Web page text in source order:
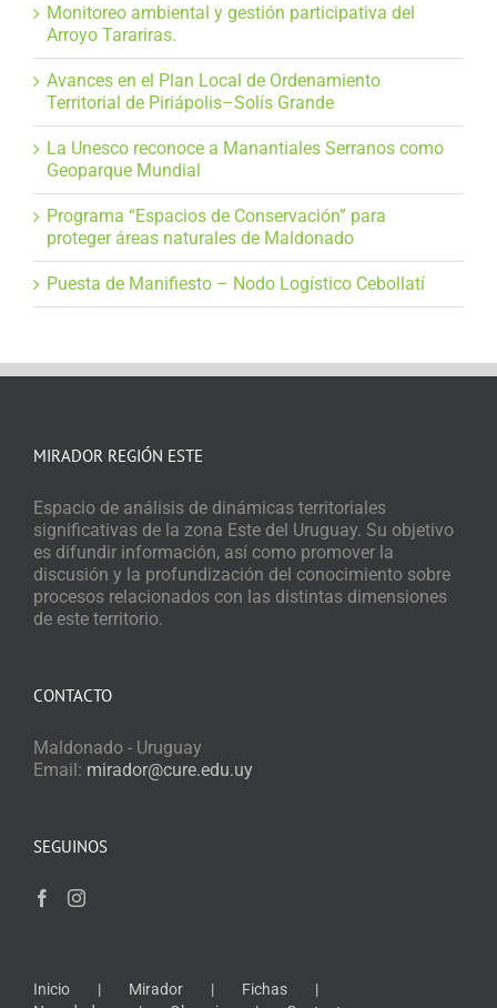
Monitoreo ambiental y gestión participativa del
Arroyo Tarariras.
Avances en el Plan Local de Ordenamiento
Territorial de Piriápolis–Solís Grande
La Unesco reconoce a Manantiales Serranos como
Geoparque Mundial
Programa “Espacios de Conservación” para
proteger áreas naturales de Maldonado
Puesta de Manifiesto – Nodo Logístico Cebollatí
MIRADOR REGIÓN ESTE
Espacio de análisis de dinámicas territoriales
significativas de la zona Este del Uruguay. Su objetivo
es difundir información, así como promover la
discusión y la profundización del conocimiento sobre
procesos relacionados con las distintas dimensiones
de este territorio.
CONTACTO
Maldonado - Uruguay
Email: mirador@cure.edu.uy
SEGUINOS
Inicio Mirador
Fichas